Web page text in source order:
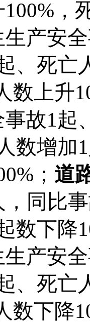
100% ，
生产安
、死亡
数 上升
故1起
数增加1
； 道
， 同比
数下降1
生产安
、死亡
数下降